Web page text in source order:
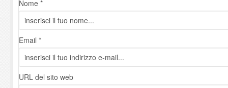
Nome *
Email *
URL del sito web